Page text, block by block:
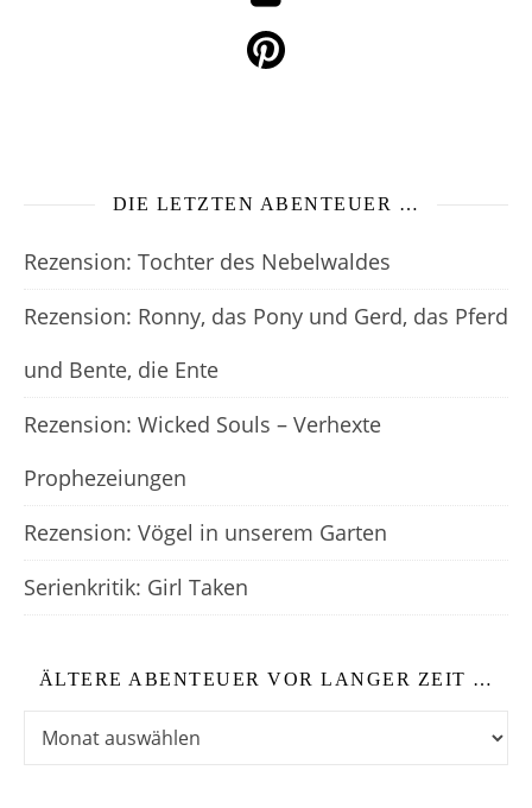
DIE LETZTEN ABENTEUER …
Rezension: Tochter des Nebelwaldes
Rezension: Ronny, das Pony und Gerd, das Pferd
und Bente, die Ente
Rezension: Wicked Souls – Verhexte
Prophezeiungen
Rezension: Vögel in unserem Garten
Serienkritik: Girl Taken
ÄLTERE ABENTEUER VOR LANGER ZEIT …